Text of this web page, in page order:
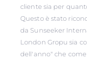
cliente sia per
Questo è stato
da Sunseeker
London Gropu sia
dell'anno" che come